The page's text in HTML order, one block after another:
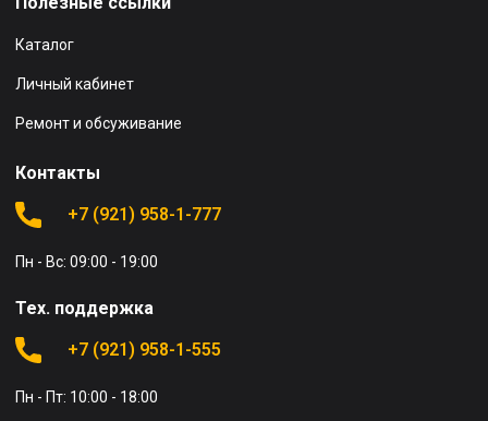
Каталог
Личный кабинет
Ремонт и обсуживание
Контакты
+7 (921) 958-1-777
Пн - Вс: 09:00 - 19:00
Тех. поддержка
+7 (921) 958-1-555
Пн - Пт: 10:00 - 18:00